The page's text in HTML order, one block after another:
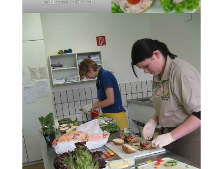
und Beatrice Brandt